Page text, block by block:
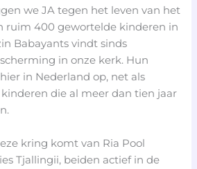
we JA tegen het leven van het
ruim 400 gewortelde kinderen in
Babayants vindt sinds
in onze kerk. Hun
in Nederland op, net als
die al meer dan tien jaar
kring komt van Ria Pool
Tjallingii, beiden actief in de